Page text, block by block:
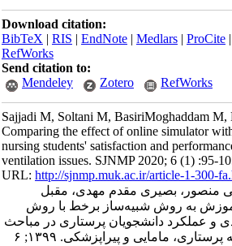
Download citation:
BibTeX|RIS|EndNote|Medlars|
RefWorks
Send citation to:
Mendeley
Zotero RefWorks
Sajjadi M, Soltani M, BasiriMoghaddam
Comparing the effect of online simulator
nursing students' satisfaction and
ventilation issues. SJNMP 2020; 6 (1) :95-
URL:http://sjnmp.muk.ac.ir/article-1-300-
بصیری مقدم مهدی، مقبل
به روش شبیه‌ساز برخط با روش
و عملکرد دانشجویان پرستاری در مباحث
تهویه مکانیکی. فصلنامه پرستاری، مامایی و پیراپزشکی. ۱۳۹۹; ۶